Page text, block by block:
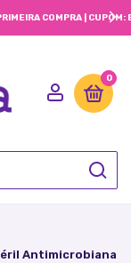
0
Antimicrobiana